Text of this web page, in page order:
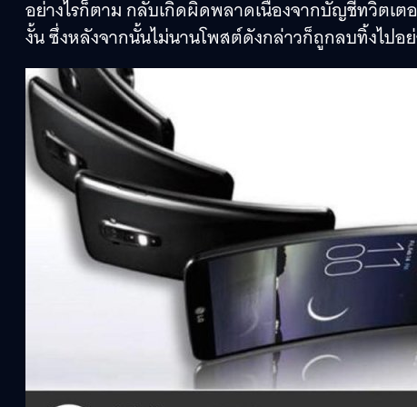
อย่างไรก็ตาม กลับเกิดผิดพลาดเนื่องจากบัญชีทวิตเ
งั้น ซึ่งหลังจากนั้นไม่นานโพสต์ดังกล่าวก็ถูกลบทิ้งไปอย่